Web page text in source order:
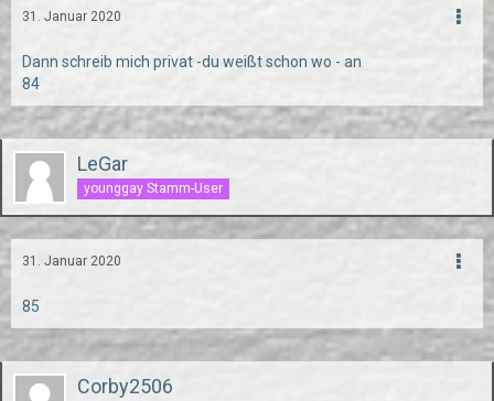
31. Januar 2020
Dann schreib mich privat -du weißt schon wo - an
84
LeGar
younggay Stamm-User
31. Januar 2020
85
Corby2506